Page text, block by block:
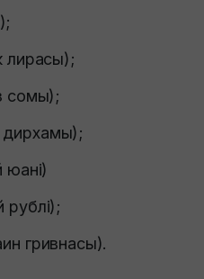
лирасы);
сомы);
дирхамы);
юані)
рублі);
гривнасы).